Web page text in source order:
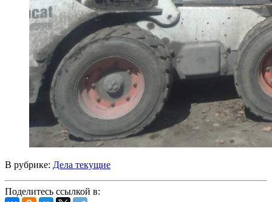
В рубрике: Дела текущие
Поделитесь ссылкой в: